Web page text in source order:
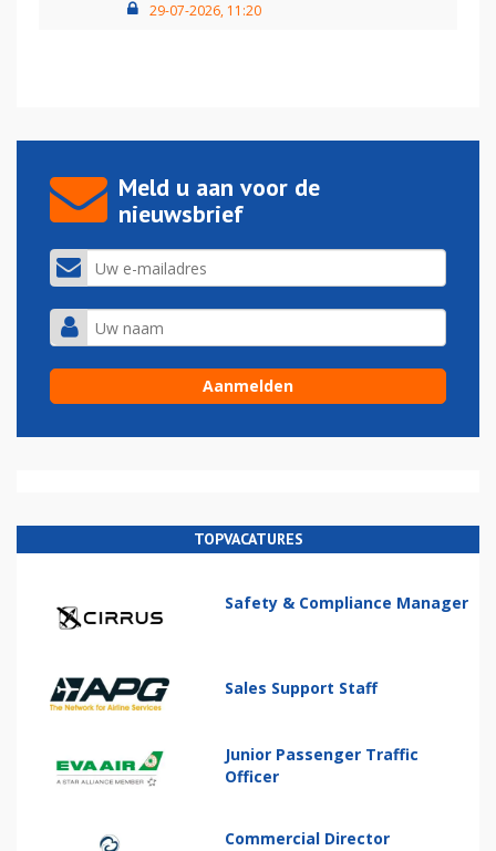
29-07-2026, 11:20
Meld u aan voor de
nieuwsbrief
TOPVACATURES
Safety & Compliance Manager
Sales Support Staff
Junior Passenger Traffic
Officer
Commercial Director